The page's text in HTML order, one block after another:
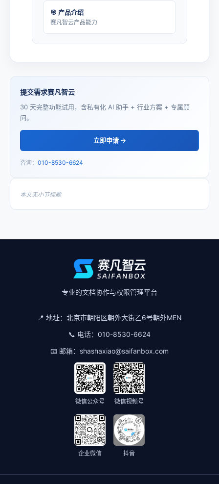
🎯 产品介绍
赛凡智云产品能力
提交需求赛凡智云
30 天完整功能试用，含私有化 AI 助手 + 行业方案 + 专属顾
问。
立即申请 →
咨询： 010-8530-6624
本文无小节标题
专业的文档协作与权限管理平台
📍 地址： 北京市朝阳区朝外大街乙6号朝外MEN
📞 电话： 010-8530-6624
📧 邮箱： shashaxiao@saifanbox.com
微信公众号 微信视频号
企业微信 抖音